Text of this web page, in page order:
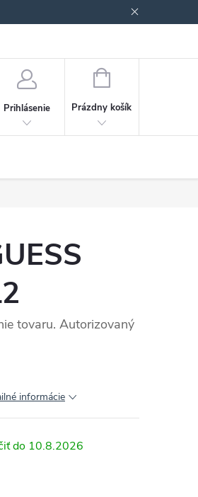
Prihlásenie
NÁKUPNÝ
Prázdny košík
tovaru. Autorizovaný
informácie
10.8.2026